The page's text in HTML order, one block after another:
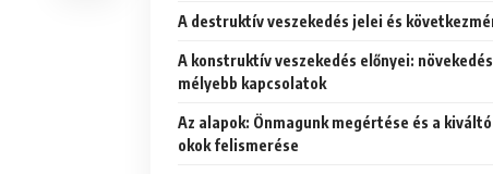
A destruktív veszekedés jelei és
A konstruktív veszekedés előnyei:
mélyebb kapcsolatok
Az alapok: Önmagunk megértése és a kiváltó
okok felismerése